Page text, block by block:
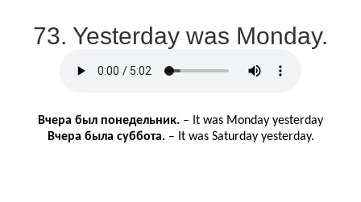
73. Yesterday was Monday.
Вчера был понедельник. – It was Monday yesterday
Вчера была cуббота. – It was Saturday yesterday.